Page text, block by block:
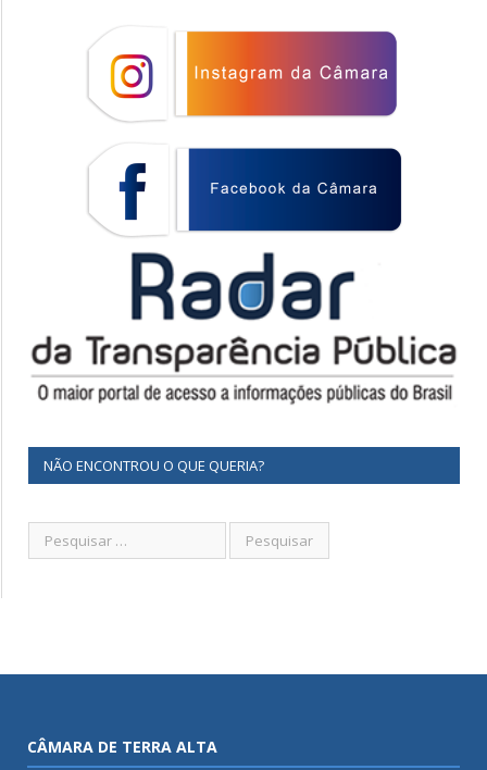
NÃO ENCONTROU O QUE QUERIA?
CÂMARA DE TERRA ALTA